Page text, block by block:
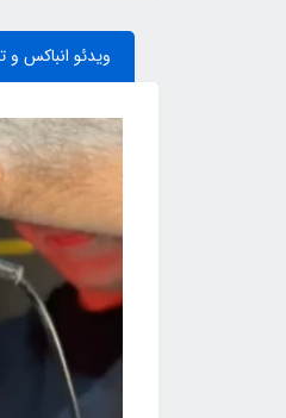
ویدئو